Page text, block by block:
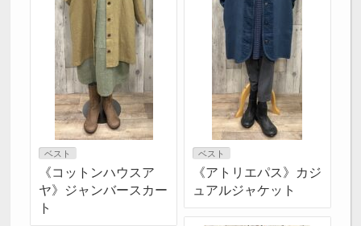
ベスト
《コットンハウスア
ヤ》ジャンバースカー
ト
ベスト
《アトリエパス》カジ
ュアルジャケット